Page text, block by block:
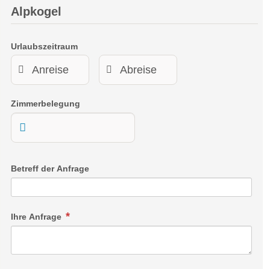
Alpkogel
Urlaubszeitraum
Zimmerbelegung
Betreff der Anfrage
Ihre Anfrage